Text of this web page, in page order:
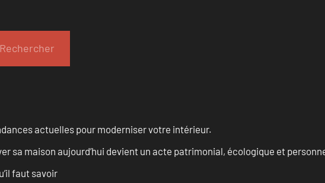
Rechercher
actuelles pour moderniser votre intérieur.
sa maison aujourd’hui devient un acte patrimonial, écologique et
faut savoir